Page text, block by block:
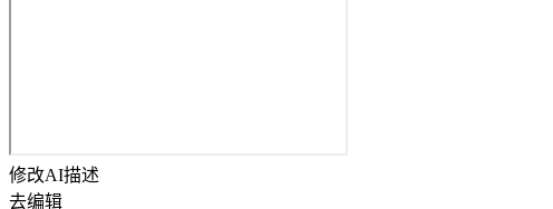
修改AI描述
去编辑